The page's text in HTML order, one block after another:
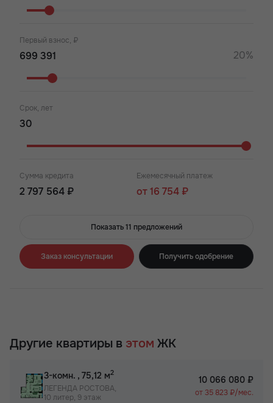
Первый взнос, ₽
20%
Срок, лет
Сумма кредита
2 797 564 ₽
Ежемесячный платеж
от 16 754 ₽
Показать 11 предложений
Заказ консультации Получить одобрение
Другие квартиры в этом ЖК
3-комн. , 75,12 м2
ЛЕГЕНДА РОСТОВА,
10 литер, 9 этаж
10 066 080 ₽
от 35 823 ₽/мес.